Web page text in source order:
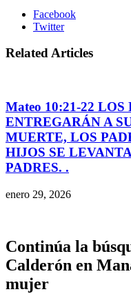
Facebook
Twitter
Related Articles
Mateo 10:21-22
ENTREGARÁN A
MUERTE, LOS
HIJOS SE
PADRES. .
enero 29, 2026
Continúa la
Calderón en
mujer